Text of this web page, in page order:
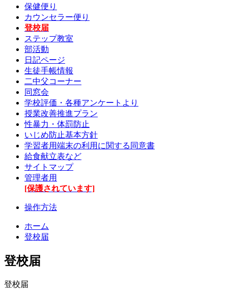
保健便り
カウンセラー便り
登校届
ステップ教室
部活動
日記ページ
生徒手帳情報
二中父コーナー
同窓会
学校評価・各種アンケートより
授業改善推進プラン
性暴力・体罰防止
いじめ防止基本方針
学習者用端末の利用に関する同意書
給食献立表など
サイトマップ
管理者用
[保護されています]
操作方法
ホーム
登校届
登校届
登校届